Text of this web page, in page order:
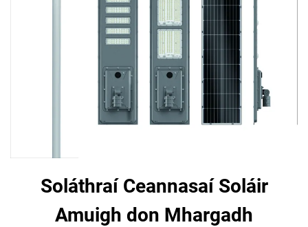
Soláthraí Ceannasaí Soláir
Amuigh don Mhargadh